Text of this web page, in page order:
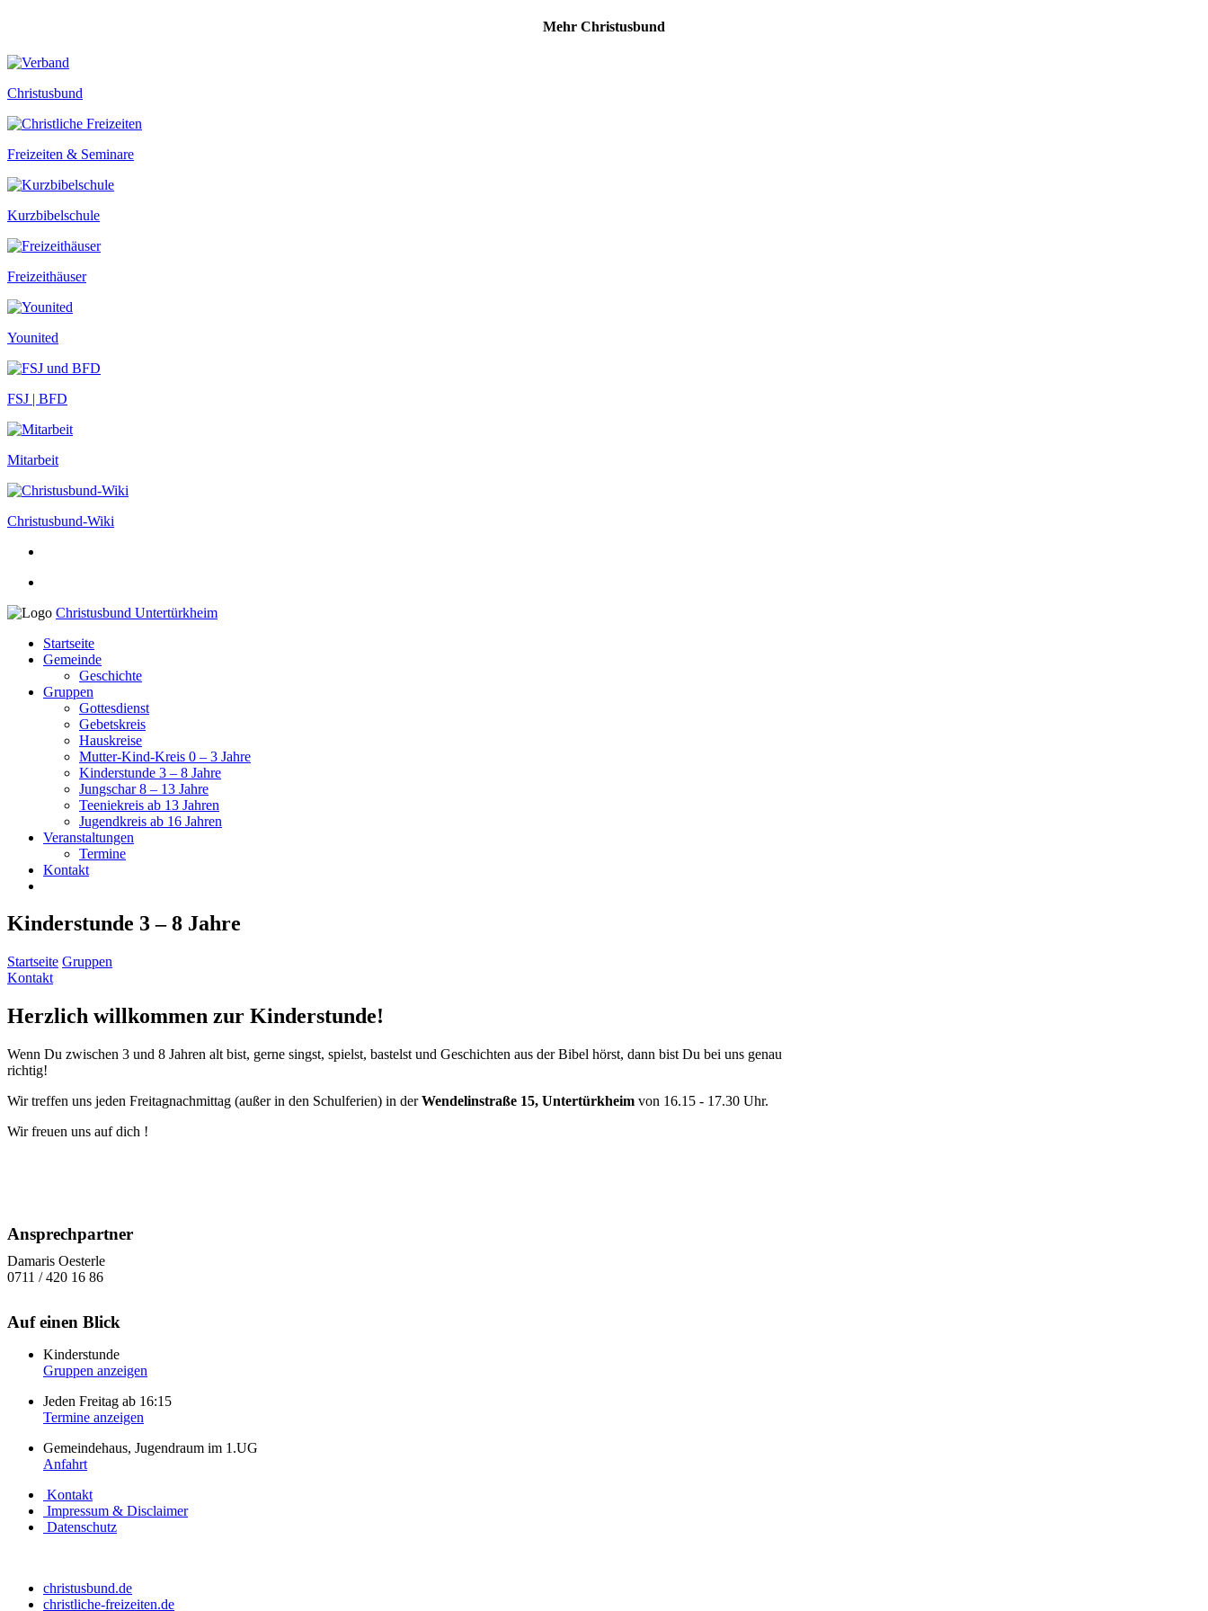
Mehr Christusbund
Christusbund
Freizeiten & Seminare
Kurzbibelschule
Freizeithäuser
Younited
FSJ | BFD
Mitarbeit
Christusbund-Wiki
Christusbund Untertürkheim
Startseite
Gemeinde
Geschichte
Gruppen
Gottesdienst
Gebetskreis
Hauskreise
Mutter-Kind-Kreis 0 – 3 Jahre
Kinderstunde 3 – 8 Jahre
Jungschar 8 – 13 Jahre
Teeniekreis ab 13 Jahren
Jugendkreis ab 16 Jahren
Veranstaltungen
Termine
Kontakt
Kinderstunde 3 – 8 Jahre
Startseite Gruppen
Kontakt
Herzlich willkommen zur Kinderstunde!
Wenn Du zwischen 3 und 8 Jahren alt bist, gerne singst, spielst, bastelst und Geschichten aus der Bibel hörst, dann bist Du bei uns genau
richtig!
Wir treffen uns jeden Freitagnachmittag (außer in den Schulferien) in derWendelinstraße 15, Untertürkheim von 16.15 - 17.30 Uhr.
Wir freuen uns auf dich !
Ansprechpartner
Damaris Oesterle
0711 / 420 16 86
Auf einen Blick
Kinderstunde
Gruppen anzeigen
Jeden Freitag ab 16:15
Termine anzeigen
Gemeindehaus, Jugendraum im 1.UG
Anfahrt
Kontakt
Impressum & Disclaimer
Datenschutz
christusbund.de
christliche-freizeiten.de